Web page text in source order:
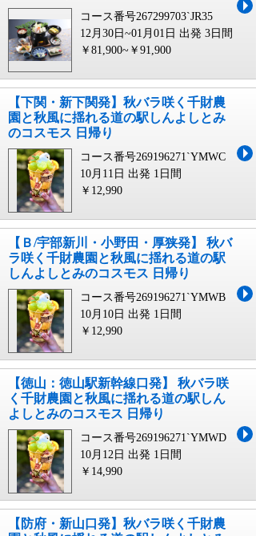
コース番号267299703`JR35
12月30日~01月01日 出発 3日間
￥81,900~￥91,900
【下関・新下関発】秋バラ咲く千財農
園と秋風に揺れる道の駅しんよしとみ
のコスモス 日帰り
コース番号269196271`YMWC
10月11日 出発 1日間
￥12,990
【Ｂ/宇部新川・小野田・厚狭発】 秋バ
ラ咲く千財農園と秋風に揺れる道の駅
しんよしとみのコスモス 日帰り
コース番号269196271`YMWB
10月10日 出発 1日間
￥12,990
【徳山：徳山駅新幹線口発】 秋バラ咲
く千財農園と秋風に揺れる道の駅しん
よしとみのコスモス 日帰り
コース番号269196271`YMWD
10月12日 出発 1日間
￥14,990
【防府・新山口発】秋バラ咲く千財農